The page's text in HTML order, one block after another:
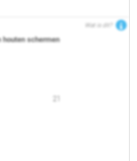
Wat is dit?
houten schermen